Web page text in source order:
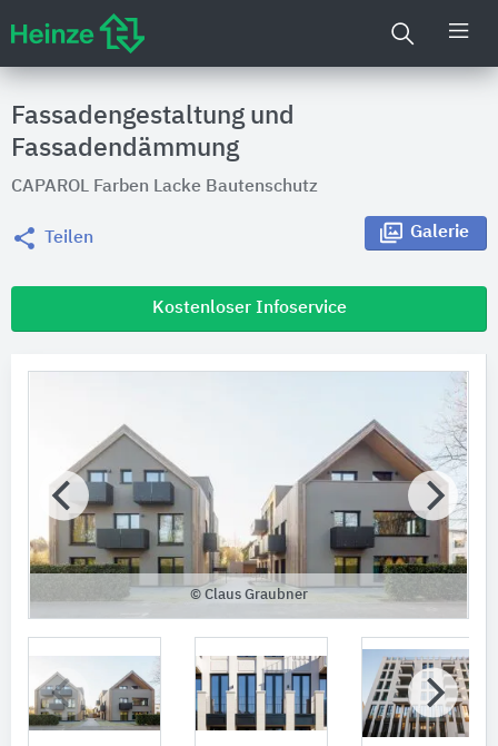
Fassadengestaltung und
Fassadendämmung
CAPAROL Farben Lacke Bautenschutz
Teilen Galerie
Kostenloser Infoservice
© Claus Graubner